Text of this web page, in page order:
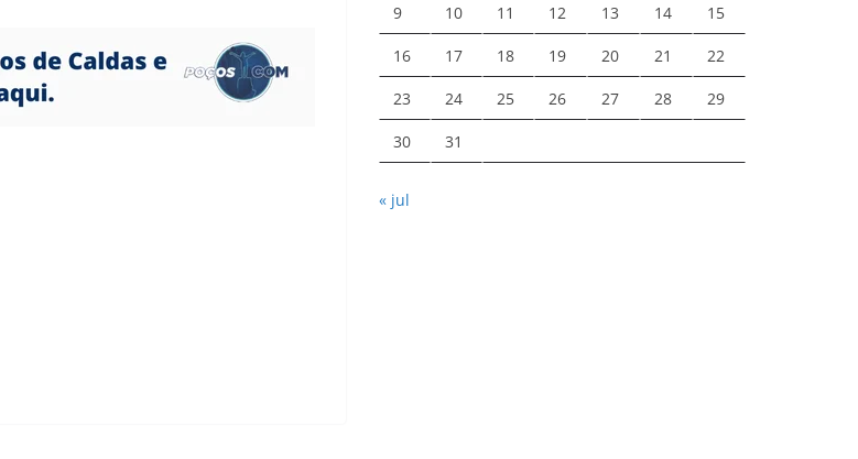
9 10 11 12 13 14 15
16 17 18 19 20 21 22
23 24 25 26 27 28 29
30 31
« jul